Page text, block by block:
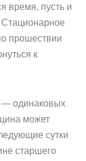
время, пусть и
прошествии
к
— одинаковых
может
сутки
старшего